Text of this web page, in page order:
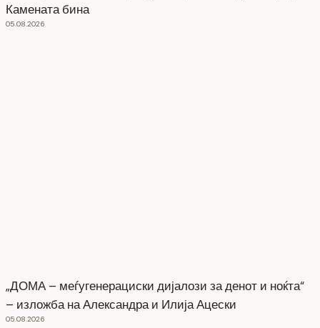
Камената бина
05.08.2026
„ДОМА – меѓугенерациски дијалози за денот и ноќта“
– изложба на Александра и Илија Ацески
05.08.2026